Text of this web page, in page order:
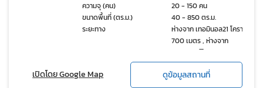
ความจุ (คน)
20 - 150 คน
ขนาดพื้นที่ (ตร.ม.)
40 - 850 ตร.ม.
ระยะทาง
ห่างจาก เทอมินอล21 โคราช
700 เมตร , ห่างจาก
เดอะมอลล์โคราช 1.5 กม
เปิดโดย Google Map ดูข้อมูลสถานที่